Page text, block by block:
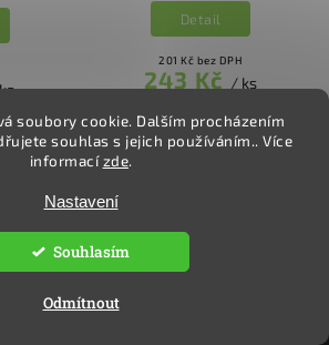
soubory cookie. Dalším procházením
souhlas s jejich používáním.. Více
informacízde.
Nastavení
Odmítnout
Souhlasím
201 Kč bez DPH
243 Kč / ks
243 Kč / 100 ml
Detail